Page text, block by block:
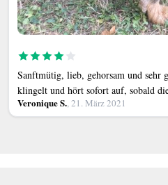
Sanftmütig, lieb, gehorsam und sehr
klingelt und hört sofort auf, sobald
Veronique S., 21. März 2021